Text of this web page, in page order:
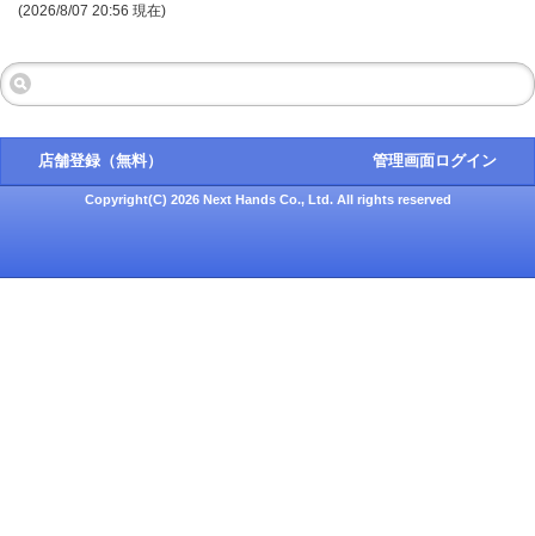
(2026/8/07 20:56 現在)
店舗登録（無料） 管理画面ログイン
Copyright(C) 2026 Next Hands Co., Ltd. All rights reserved